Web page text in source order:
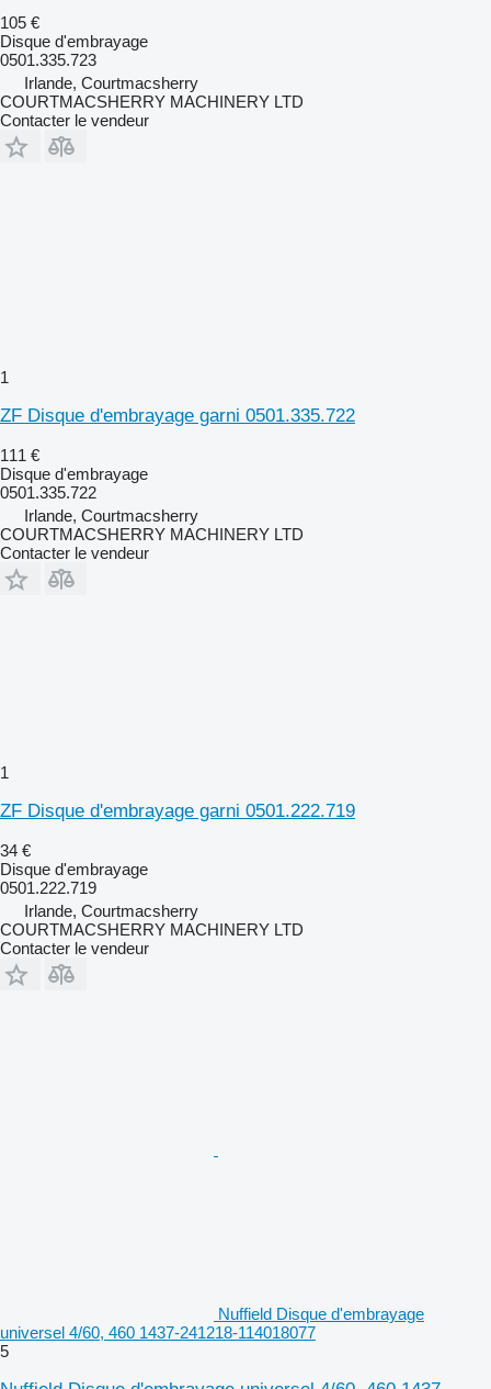
105 €
Disque d'embrayage
0501.335.723
Irlande, Courtmacsherry
COURTMACSHERRY MACHINERY LTD
Contacter le vendeur
1
ZF Disque d'embrayage garni 0501.335.722
111 €
Disque d'embrayage
0501.335.722
Irlande, Courtmacsherry
COURTMACSHERRY MACHINERY LTD
Contacter le vendeur
1
ZF Disque d'embrayage garni 0501.222.719
34 €
Disque d'embrayage
0501.222.719
Irlande, Courtmacsherry
COURTMACSHERRY MACHINERY LTD
Contacter le vendeur
Nuffield Disque d'embrayage
universel 4/60, 460 1437-241218-114018077
5